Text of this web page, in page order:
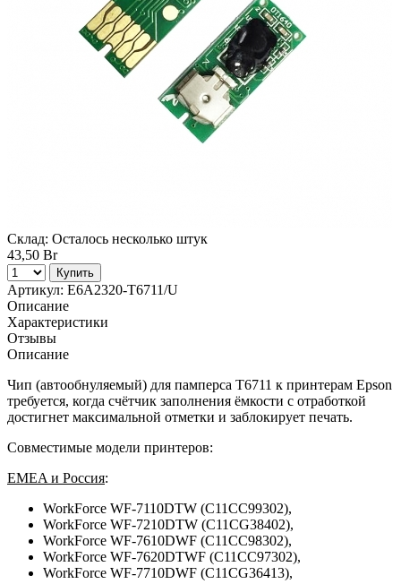
Склад: Осталось несколько штук
43,50 Br
Купить
Артикул: E6A2320-T6711/U
Описание
Характеристики
Отзывы
Описание
Чип (автообнуляемый) для памперса T6711 к принтерам Epson
требуется, когда счётчик заполнения ёмкости с отработкой
достигнет максимальной отметки и заблокирует печать.
Совместимые модели принтеров:
EMEA и Россия:
WorkForce WF-7110DTW (C11CC99302),
WorkForce WF-7210DTW (C11CG38402),
WorkForce WF-7610DWF (C11CC98302),
WorkForce WF-7620DTWF (C11CC97302),
WorkForce WF-7710DWF (C11CG36413),